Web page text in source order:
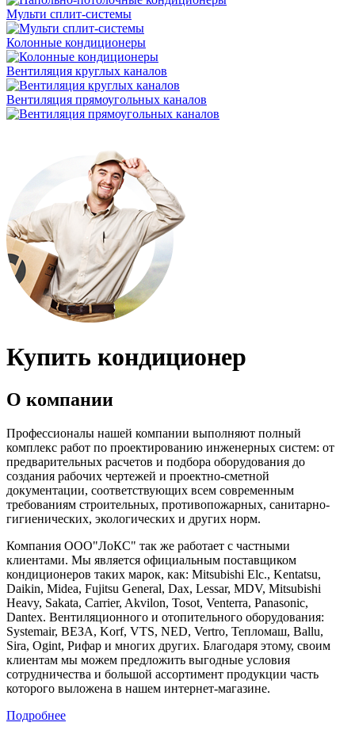
Мульти сплит-системы
Колонные кондиционеры
Вентиляция круглых каналов
Вентиляция прямоугольных каналов
Купить кондиционер
О компании
Профессионалы нашей компании выполняют полный
комплекс работ по проектированию инженерных систем: от
предварительных расчетов и подбора оборудования до
создания рабочих чертежей и проектно-сметной
документации, соответствующих всем современным
требованиям строительных, противопожарных, санитарно-
гигиенических, экологических и других норм.
Компания ООО"ЛоКС" так же работает с частными
клиентами. Мы является официальным поставщиком
кондиционеров таких марок, как: Mitsubishi Elc., Kentatsu,
Daikin, Midea, Fujitsu General, Dax, Lessar, MDV, Mitsubishi
Heavy, Sakata, Carrier, Akvilon, Tosot, Venterra, Panasonic,
Dantex. Вентиляционного и отопительного оборудования:
Systemair, ВЕЗА, Korf, VTS, NED, Vertro, Тепломаш, Ballu,
Sira, Ogint, Рифар и многих других. Благодаря этому, своим
клиентам мы можем предложить выгодные условия
сотрудничества и большой ассортимент продукции часть
которого выложена в нашем интернет-магазине.
Подробнее